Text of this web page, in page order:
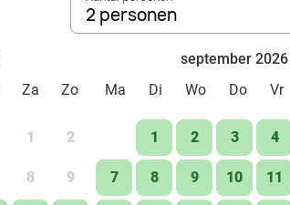
2 personen
Za Zo
1 2
8 9
september 2026
Ma
Di Wo Do Vr
1 2 3 4
7 8 9 10 11